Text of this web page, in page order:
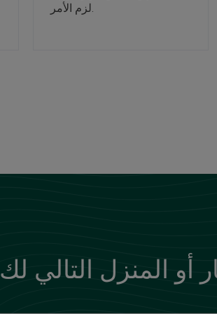
لزم الأمر.
أو المنزل التالي لك